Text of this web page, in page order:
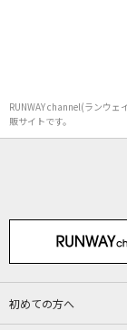
RUNWAY channel(ランウェ
販サイトです。
初めての方へ